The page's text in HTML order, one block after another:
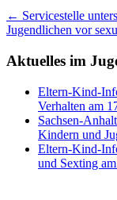
← Servicestelle
Jugendlichen vor
Aktuelles im
Eltern-Kind-
Verhalten am
Sachsen-
Kindern und
Eltern-Kind-
und Sexting